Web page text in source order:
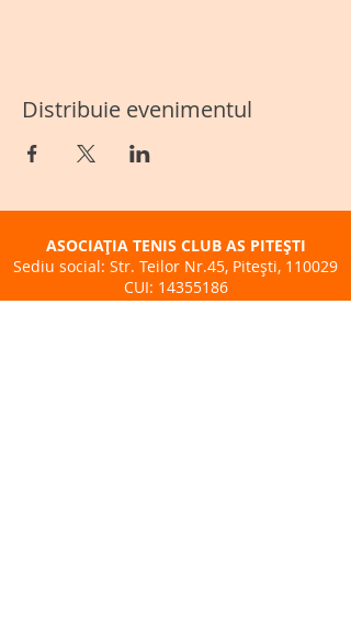
Distribuie evenimentul
ASOCIAȚIA TENIS CLUB AS PITEȘTI
Sediu social: Str. Teilor Nr.45, Pitești, 110029
CUI: 14355186
Telefon:+40 722 260 365